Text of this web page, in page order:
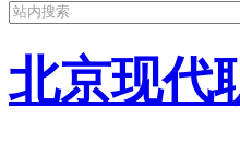
北京现代